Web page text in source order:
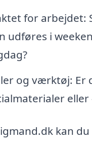
for arbejdet:
udføres i
og værktøj: Er
kan